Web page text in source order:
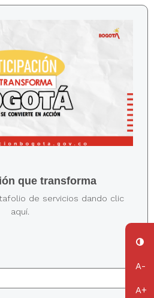
que transforma
de servicios dando clic
aquí.